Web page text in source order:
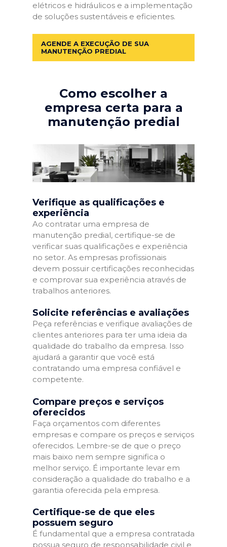
elétricos e hidráulicos e a implementação
de soluções sustentáveis e eficientes.
AGENDE A EXECUÇÃO DE SUA
MANUTENÇÃO PREDIAL
Como escolher a
empresa certa para a
manutenção predial
Verifique as qualificações e
experiência
Ao contratar uma empresa de
manutenção predial, certifique-se de
verificar suas qualificações e experiência
no setor. As empresas profissionais
devem possuir certificações reconhecidas
e comprovar sua experiência através de
trabalhos anteriores.
Solicite referências e avaliações
Peça referências e verifique avaliações de
clientes anteriores para ter uma ideia da
qualidade do trabalho da empresa. Isso
ajudará a garantir que você está
contratando uma empresa confiável e
competente.
Compare preços e serviços
oferecidos
Faça orçamentos com diferentes
empresas e compare os preços e serviços
oferecidos. Lembre-se de que o preço
mais baixo nem sempre significa o
melhor serviço. É importante levar em
consideração a qualidade do trabalho e a
garantia oferecida pela empresa.
Certifique-se de que eles
possuem seguro
É fundamental que a empresa contratada
possua seguro de responsabilidade civil e